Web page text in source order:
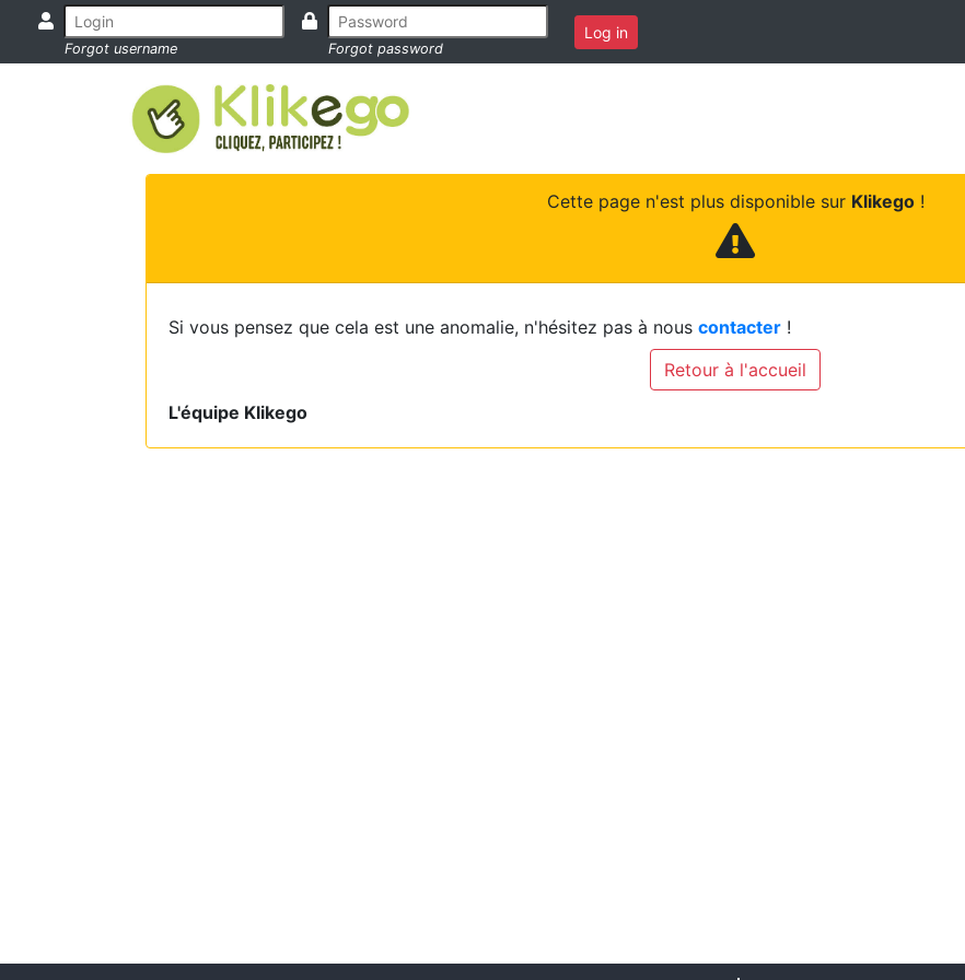
Forgot username Forgot password
Log in
Cette page n'est plus disponible sur Klikego!
Si vous pensez que cela est une anomalie, n'hésitez pas à nous contacter !
Retour à l'accueil
L'équipe Klikego